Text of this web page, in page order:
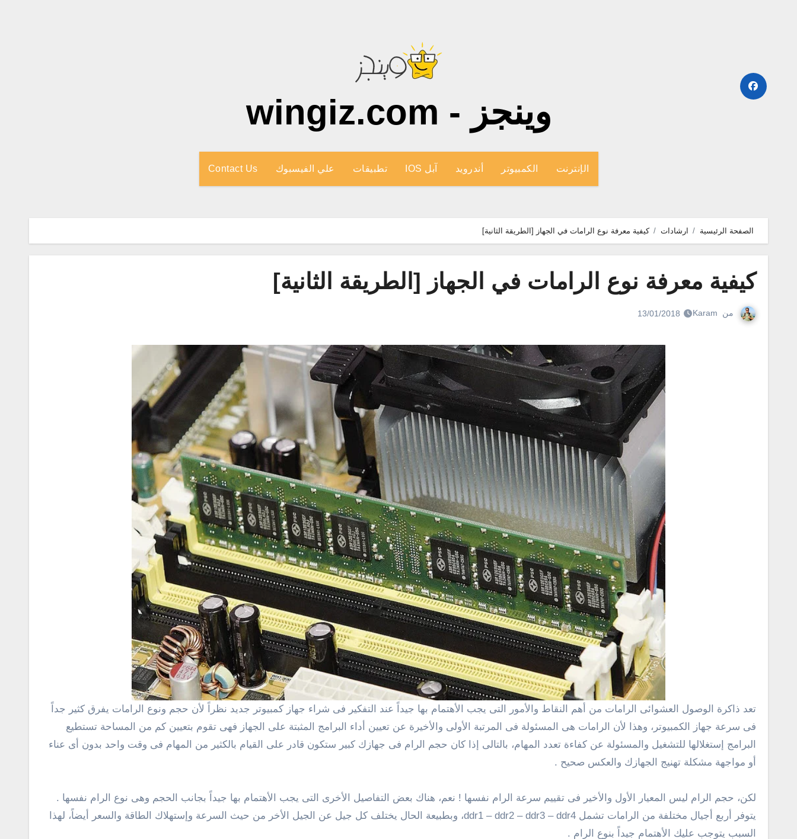
وينجز - wingiz.com
الإنترنت الكمبيوتر أندرويد آبل IOS تطبيقات علي الفيسبوك Contact Us
الصفحة الرئيسية ارشادات كيفية معرفة نوع الرامات في الجهاز [الطريقة الثانية]
كيفية معرفة نوع الرامات في الجهاز [الطريقة الثانية]
من Karam
13/01/2018
تعد ذاكرة الوصول العشوائى الرامات من أهم النقاط والأمور التى يجب الأهتمام بها جيداً عند التفكير فى شراء جهاز كمبيوتر جديد نظراً لأن حجم ونوع الرامات يفرق كثير جداً
فى سرعة جهاز الكمبيوتر، وهذا لأن الرامات هى المسئولة فى المرتبة الأولى والأخيرة عن تعيين أداء البرامج المثبتة على الجهاز فهى تقوم بتعيين كم من المساحة تستطيع
البرامج إستغلالها للتشغيل والمسئولة عن كفاءة تعدد المهام، بالتالى إذا كان حجم الرام فى جهازك كبير ستكون قادر على القيام بالكثير من المهام فى وقت واحد بدون أى عناء
أو مواجهة مشكلة تهنيج الجهازك والعكس صحيح .
لكن، حجم الرام ليس المعيار الأول والأخير فى تقييم سرعة الرام نفسها ! نعم، هناك بعض التفاصيل الأخرى التى يجب الأهتمام بها جيداً بجانب الحجم وهى نوع الرام نفسها .
يتوفر أربع أجيال مختلفة من الرامات تشمل ddr1 – ddr2 – ddr3 – ddr4، وبطبيعة الحال يختلف كل جيل عن الجيل الأخر من حيث السرعة وإستهلاك الطاقة والسعر أيضاً، لهذا
السبب يتوجب عليك الأهتمام جيداً بنوع الرام .